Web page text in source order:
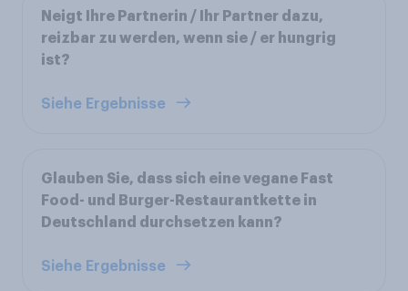
Neigt Ihre Partnerin / Ihr Partner dazu,
reizbar zu werden, wenn sie / er hungrig
ist?
Siehe Ergebnisse
Glauben Sie, dass sich eine vegane Fast
Food- und Burger-Restaurantkette in
Deutschland durchsetzen kann?
Siehe Ergebnisse